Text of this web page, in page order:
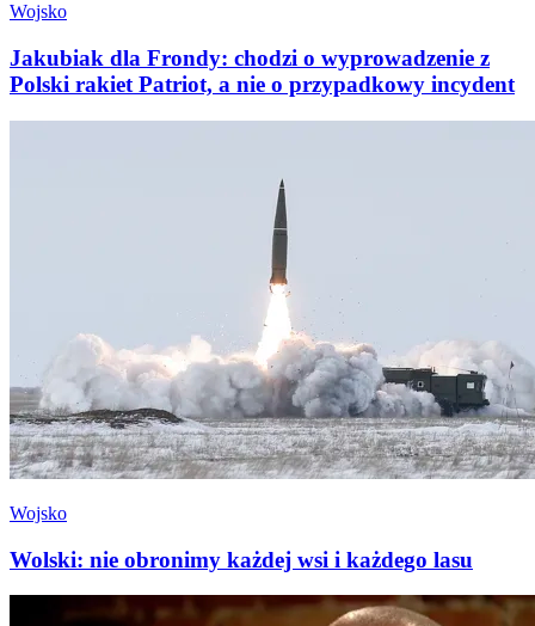
Wojsko
Jakubiak dla Frondy: chodzi o wyprowadzenie z
Polski rakiet Patriot, a nie o przypadkowy incydent
Wojsko
Wolski: nie obronimy każdej wsi i każdego lasu